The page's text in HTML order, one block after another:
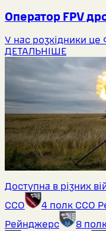
Оператор FPV
У нас розхідники
ДЕТАЛЬНІШЕ
Доступна в різних
ССО
4 полк ССО
Рейнджерс
8